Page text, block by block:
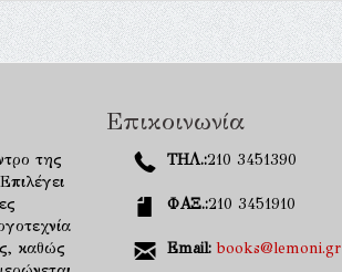
της
καθώς
Επικοινωνία
ΤΗΛ.:210 3451390
ΦΑΞ.:210 3451910
Email: books@lemoni.gr